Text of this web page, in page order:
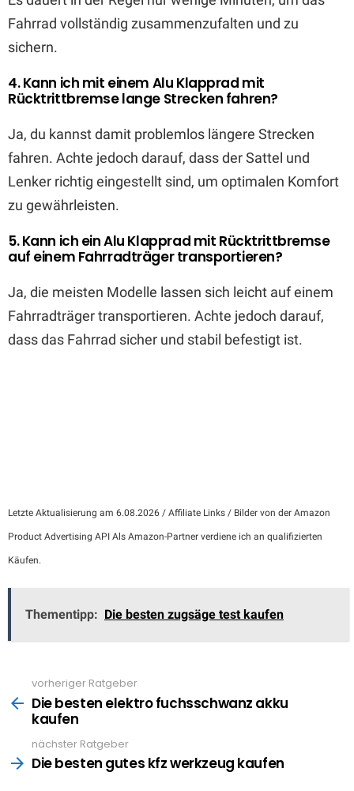
Fahrrad vollständig zusammenzufalten und zu
sichern.
4. Kann ich mit einem Alu Klapprad mit
Rücktrittbremse lange Strecken fahren?
Ja, du kannst damit problemlos längere Strecken
fahren. Achte jedoch darauf, dass der Sattel und
Lenker richtig eingestellt sind, um optimalen Komfort
zu gewährleisten.
5. Kann ich ein Alu Klapprad mit Rücktrittbremse
auf einem Fahrradträger transportieren?
Ja, die meisten Modelle lassen sich leicht auf einem
Fahrradträger transportieren. Achte jedoch darauf,
dass das Fahrrad sicher und stabil befestigt ist.
Letzte Aktualisierung am 6.08.2026 / Affiliate Links / Bilder von der Amazon
Product Advertising API Als Amazon-Partner verdiene ich an qualifizierten
Käufen.
Thementipp: Die besten zugsäge test kaufen
more
vorheriger Ratgeber
Die besten elektro fuchsschwanz akku
kaufen
nächster Ratgeber
Die besten gutes kfz werkzeug kaufen